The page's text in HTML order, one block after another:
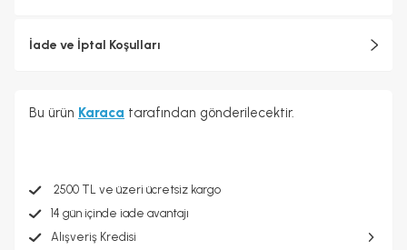
İade ve İptal Koşulları
Bu ürün Karaca tarafından gönderilecektir.
2500 TL ve üzeri ücretsiz kargo
14 gün içinde iade avantajı
Alışveriş Kredisi